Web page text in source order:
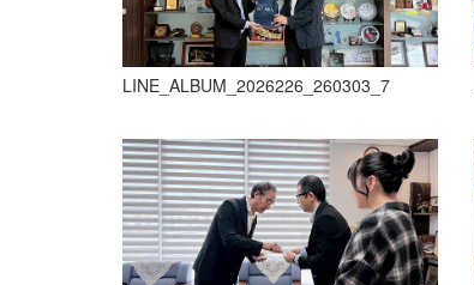
LINE_ALBUM_2026226_260303_7